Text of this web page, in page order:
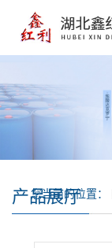
产品展厅
您当前的位置：